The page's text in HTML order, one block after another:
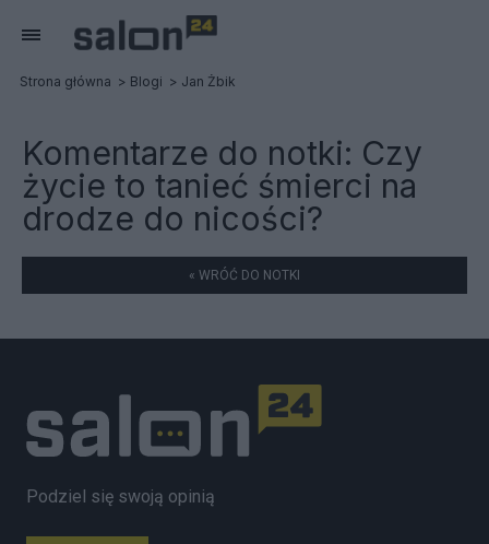
Strona główna Blogi Jan Żbik
Komentarze do notki: Czy
życie to tanieć śmierci na
drodze do nicości?
« WRÓĆ DO NOTKI
Podziel się swoją opinią